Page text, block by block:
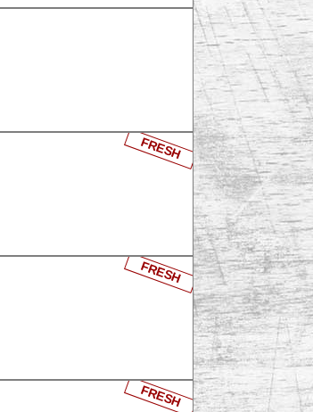
FRESH
FRESH
FRESH